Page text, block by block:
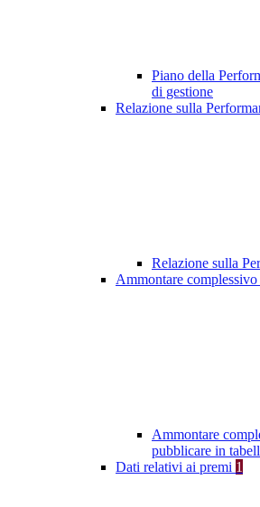
Piano della
di gestione
Relazione sulla
Relazione sulla
Ammontare
Ammontare
pubblicare in
Dati relativi ai premi 1